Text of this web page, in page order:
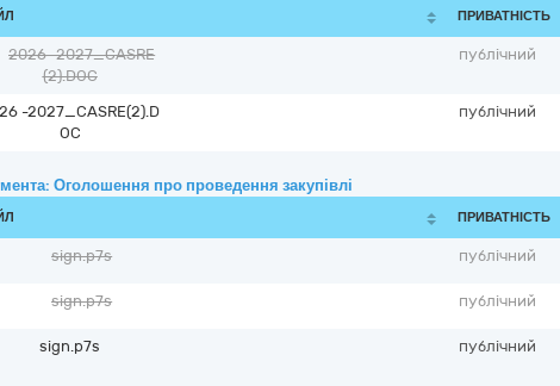
ПРИВАТНІСТЬ
2026 -2027_CASRE
(2).DOC
публічний
-2027_CASRE(2).D
OC
публічний
Оголошення про проведення закупівлі
ПРИВАТНІСТЬ
sign.p7s публічний
sign.p7s публічний
sign.p7s публічний